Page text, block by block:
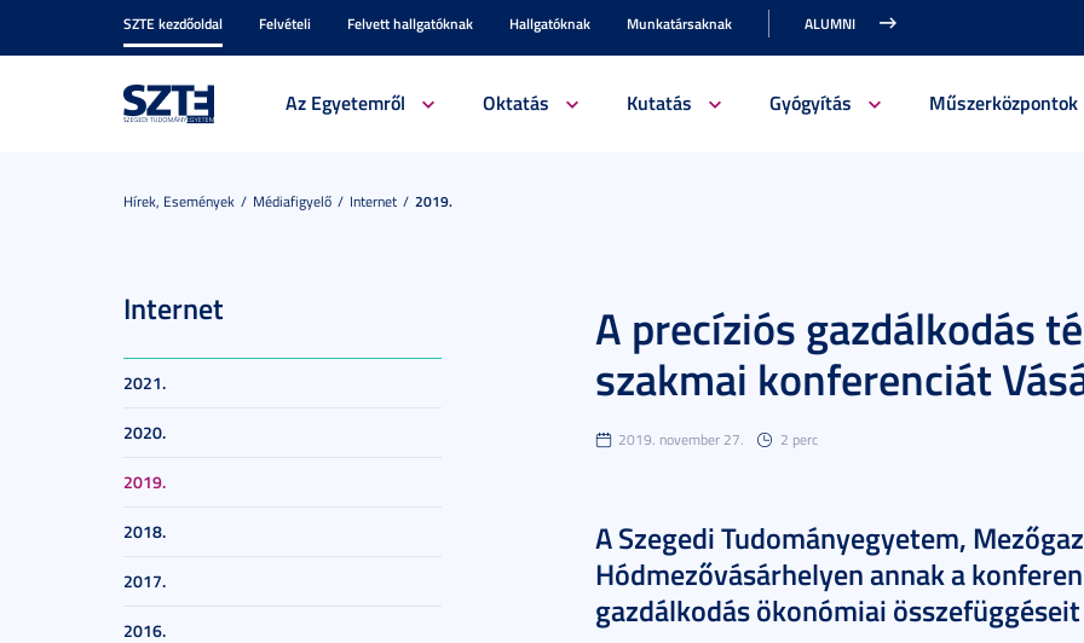
SZTE kezdőoldal Felvételi Felvett hallgatóknak Hallgatóknak Munkatársaknak ALUMNI
Az Egyetemről Oktatás Kutatás Gyógyítás Műszerközpontok
Hírek, Események Médiafigyelő Internet 2019.
Internet
2021.
2020.
2019.
2018.
2017.
2016.
A precíziós gazdálkodás
szakmai konferenciát
2019. november 27. 2 perc
A Szegedi Tudományegyetem,
Hódmezővásárhelyen annak a
gazdálkodás ökonómiai